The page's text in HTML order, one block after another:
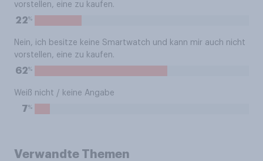
vorstellen, eine zu kaufen.
22%
Nein, ich besitze keine Smartwatch und kann mir auch nicht
vorstellen, eine zu kaufen.
62%
Weiß nicht / keine Angabe
7%
Verwandte Themen